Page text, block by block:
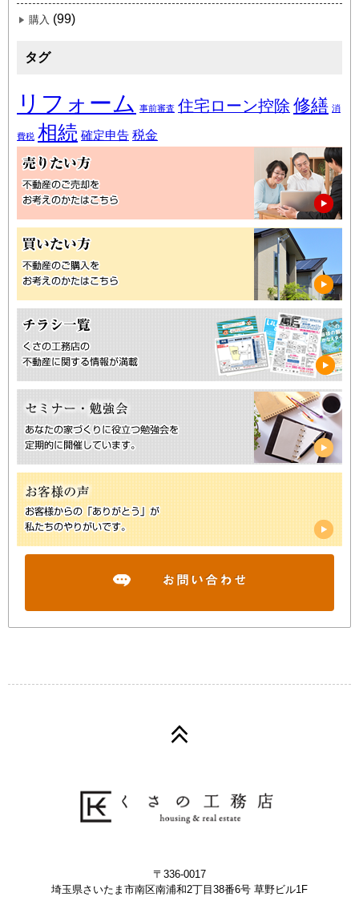
購入 (99)
タグ
リフォーム 事前審査 住宅ローン控除 修繕 消
費税 相続 確定申告 税金
〒336-0017
埼玉県さいたま市南区南浦和2丁目38番6号 草野ビル1F